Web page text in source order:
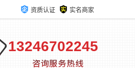
资质认证 实名商家
13246702245